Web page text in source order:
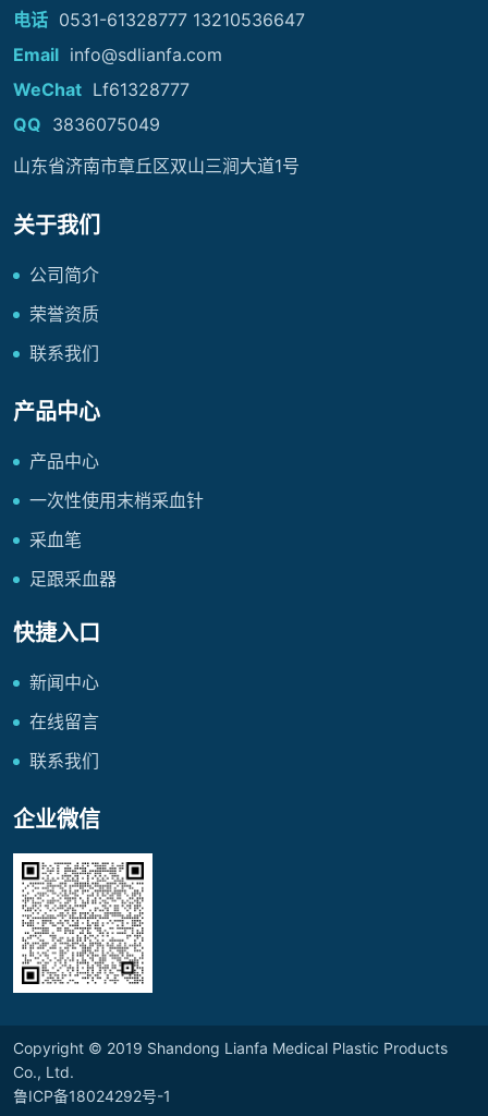
电话 0531-61328777 13210536647
Email info@sdlianfa.com
WeChat Lf61328777
QQ 3836075049
山东省济南市章丘区双山三涧大道1号
关于我们
公司简介
荣誉资质
联系我们
产品中心
产品中心
一次性使用末梢采血针
采血笔
足跟采血器
快捷入口
新闻中心
在线留言
联系我们
企业微信
Copyright © 2019 Shandong Lianfa Medical Plastic Products
Co., Ltd.
鲁ICP备18024292号-1